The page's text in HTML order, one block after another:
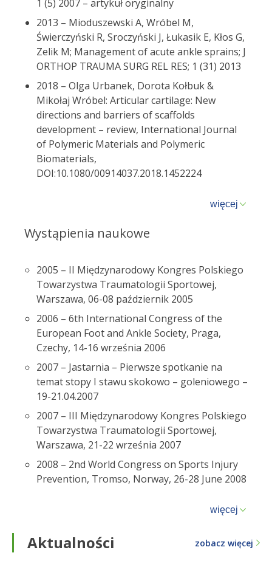
1 (5) 2007 – artykuł oryginalny
2013 – Mioduszewski A, Wróbel M,
Świerczyński R, Sroczyński J, Łukasik E, Kłos G,
Zelik M; Management of acute ankle sprains; J
ORTHOP TRAUMA SURG REL RES; 1 (31) 2013
2018 – Olga Urbanek, Dorota Kołbuk &
Mikołaj Wróbel: Articular cartilage: New
directions and barriers of scaffolds
development – review, International Journal
of Polymeric Materials and Polymeric
Biomaterials,
DOI:10.1080/00914037.2018.1452224
więcej
Wystąpienia naukowe
2005 – II Międzynarodowy Kongres Polskiego
Towarzystwa Traumatologii Sportowej,
Warszawa, 06-08 październik 2005
2006 – 6th International Congress of the
European Foot and Ankle Society, Praga,
Czechy, 14-16 września 2006
2007 – Jastarnia – Pierwsze spotkanie na
temat stopy I stawu skokowo – goleniowego –
19-21.04.2007
2007 – III Międzynarodowy Kongres Polskiego
Towarzystwa Traumatologii Sportowej,
Warszawa, 21-22 września 2007
2008 – 2nd World Congress on Sports Injury
Prevention, Tromso, Norway, 26-28 June 2008
więcej
Aktualności zobacz więcej